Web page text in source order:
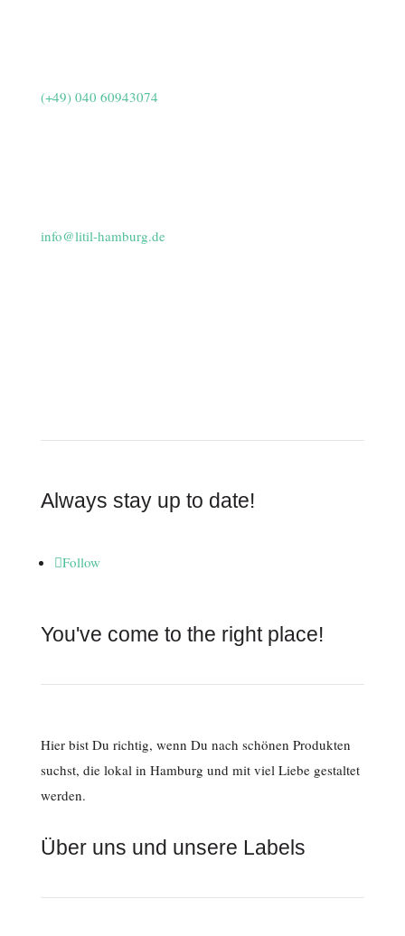
(+49) 040 60943074
info@litil-hamburg.de
Always stay up to date!
Follow
You've come to the right place!
Hier bist Du richtig, wenn Du nach schönen Produkten
suchst, die lokal in Hamburg und mit viel Liebe gestaltet
werden.
Über uns und unsere Labels